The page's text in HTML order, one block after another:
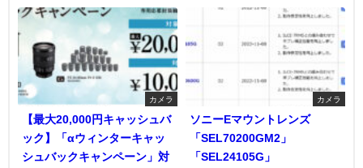
カメラ
【最大20,000円キャッシュバ
ック】「αウィンターキャッ
シュバックキャンペーン」対
カメラ
ソニーEマウントレンズ
「SEL70200GM2」
「SEL24105G」